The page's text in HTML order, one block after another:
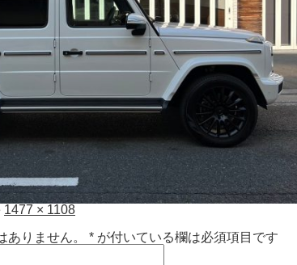
1477 × 1108
ありません。 * が付いている欄は必須項目です